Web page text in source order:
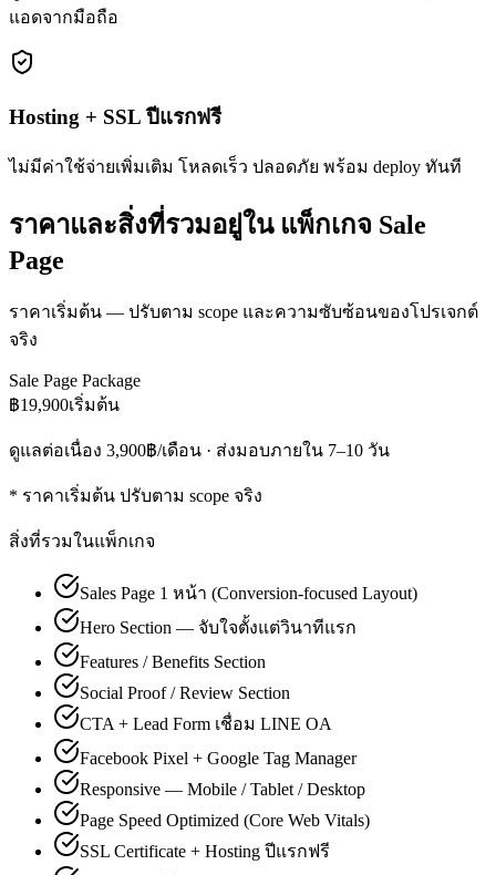
แอดจากมือถือ
Hosting + SSL ปีแรกฟรี
ไม่มีค่าใช้จ่ายเพิ่มเติม โหลดเร็ว ปลอดภัย พร้อม deploy ทันที
ราคาและสิ่งที่รวมอยู่ในแพ็กเกจ Sale
Page
ราคาเริ่มต้น — ปรับตาม scope และความซับซ้อนของโปรเจกต์
จริง
Sale Page Package
฿19,900เริ่มต้น
ดูแลต่อเนื่อง 3,900฿/เดือน · ส่งมอบภายใน 7–10 วัน
* ราคาเริ่มต้น ปรับตาม scope จริง
สิ่งที่รวมในแพ็กเกจ
Sales Page 1 หน้า (Conversion-focused Layout)
Hero Section — จับใจตั้งแต่วินาทีแรก
Features / Benefits Section
Social Proof / Review Section
CTA + Lead Form เชื่อม LINE OA
Facebook Pixel + Google Tag Manager
Responsive — Mobile / Tablet / Desktop
Page Speed Optimized (Core Web Vitals)
SSL Certificate + Hosting ปีแรกฟรี